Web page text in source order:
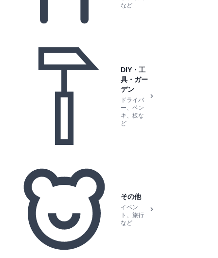
など
DIY・工
具・ガー
デン
ドライバ
ー、ペン
キ、板な
ど
その他
イベン
ト、旅行
など